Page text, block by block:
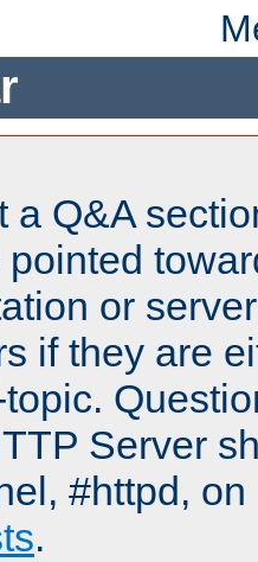
a Q&A
or
if they are
Server
#httpd,
.